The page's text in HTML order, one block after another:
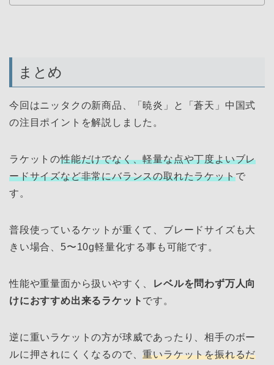
まとめ
今回はニッタクの新商品、「暁炎」と「蒼天」中国式
の注目ポイントを解説しました。
ラケットの性能だけでなく、軽量な点や丁度よいブレ
ードサイズなど非常にバランスの取れたラケットで
す。
普段使っているケットが重くて、ブレードサイズも大
きい場合、5〜10g軽量化する事も可能です。
性能や重量面から扱いやすく、
レベルを問わず万人向
けにおすすめ出来るラケット です。
逆に重いラケットの方が球威であったり、相手のボー
ルに押されにくくなるので、重いラケットを振れるだ